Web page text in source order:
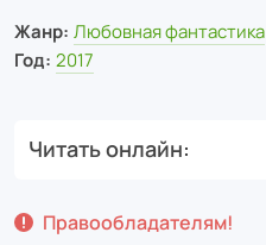
Жанр: Любовная фантастика
Год: 2017
Читать онлайн
Правообладателям!